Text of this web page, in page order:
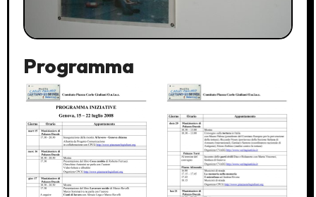
Programma